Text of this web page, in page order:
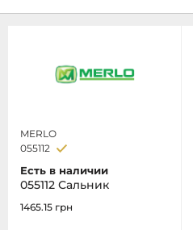
MERLO
055112
Есть в наличии
055112 Сальник
1465.15 грн